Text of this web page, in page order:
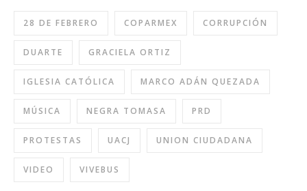
28 DE FEBRERO COPARMEX CORRUPCIÓN
DUARTE GRACIELA ORTIZ
IGLESIA CATÓLICA MARCO ADÁN QUEZADA
MÚSICA NEGRA TOMASA PRD
PROTESTAS UACJ UNION CIUDADANA
VIDEO VIVEBUS